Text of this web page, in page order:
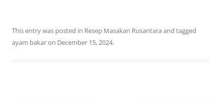
This entry was posted in Resep Masakan Rusantara and tagged
ayam bakaron December 15, 2024.